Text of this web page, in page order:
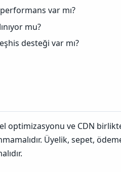
var mı?
mu?
desteği var mı?
optimizasyonu ve CDN
Üyelik, sepet,